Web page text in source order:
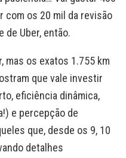
com os 20 mil da revisão
de Uber, então.
mas os exatos 1.755 km
que vale investir
eficiência dinâmica,
e percepção de
que, desde os 9, 10
detalhes